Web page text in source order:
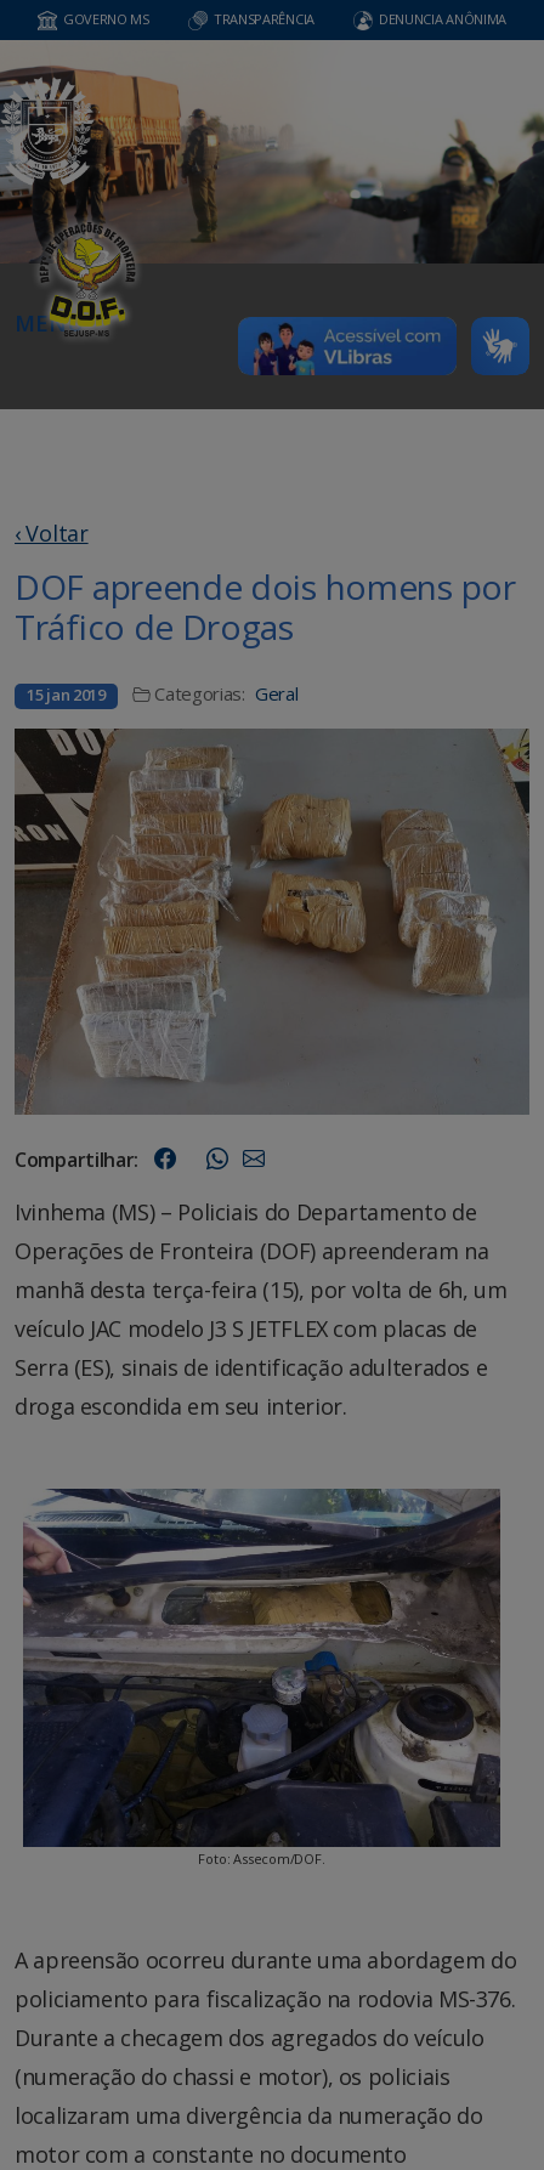
GOVERNO MS TRANSPARÊNCIA DENUNCIA ANÔNIMA
MENU
‹ Voltar
DOF apreende dois homens por
Tráfico de Drogas
15 jan 2019 Categorias: Geral
Compartilhar:
Ivinhema (MS) – Policiais do Departamento de
Operações de Fronteira (DOF) apreenderam na
manhã desta terça-feira (15), por volta de 6h, um
veículo JAC modelo J3 S JETFLEX com placas de
Serra (ES), sinais de identificação adulterados e
droga escondida em seu interior.
Foto: Assecom/DOF.
A apreensão ocorreu durante uma abordagem do
policiamento para fiscalização na rodovia MS-376.
Durante a checagem dos agregados do veículo
(numeração do chassi e motor), os policiais
localizaram uma divergência da numeração do
motor com a constante no documento